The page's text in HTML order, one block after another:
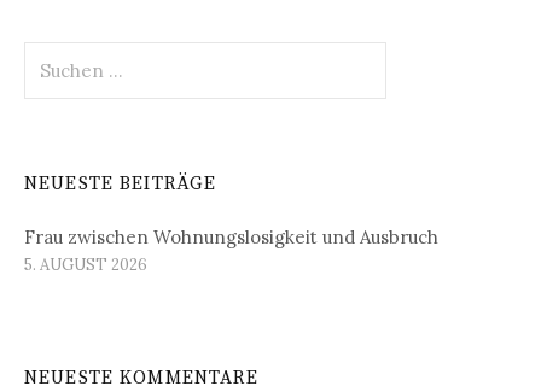
nach:
NEUESTE BEITRÄGE
Frau zwischen Wohnungslosigkeit und Ausbruch
5. AUGUST 2026
NEUESTE KOMMENTARE